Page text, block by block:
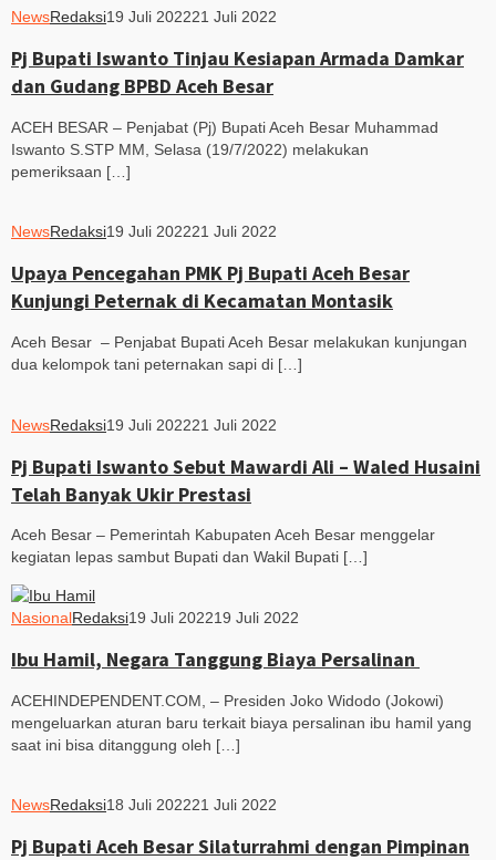
NewsRedaksi19 Juli 202221 Juli 2022
Pj Bupati Iswanto Tinjau Kesiapan Armada Damkar
dan Gudang BPBD Aceh Besar
ACEH BESAR – Penjabat (Pj) Bupati Aceh Besar Muhammad
Iswanto S.STP MM, Selasa (19/7/2022) melakukan
pemeriksaan […]
NewsRedaksi19 Juli 202221 Juli 2022
Upaya Pencegahan PMK Pj Bupati Aceh Besar
Kunjungi Peternak di Kecamatan Montasik
Aceh Besar – Penjabat Bupati Aceh Besar melakukan kunjungan
dua kelompok tani peternakan sapi di […]
NewsRedaksi19 Juli 202221 Juli 2022
Pj Bupati Iswanto Sebut Mawardi Ali – Waled Husaini
Telah Banyak Ukir Prestasi
Aceh Besar – Pemerintah Kabupaten Aceh Besar menggelar
kegiatan lepas sambut Bupati dan Wakil Bupati […]
NasionalRedaksi19 Juli 202219 Juli 2022
Ibu Hamil, Negara Tanggung Biaya Persalinan
ACEHINDEPENDENT.COM, – Presiden Joko Widodo (Jokowi)
mengeluarkan aturan baru terkait biaya persalinan ibu hamil yang
saat ini bisa ditanggung oleh […]
NewsRedaksi18 Juli 202221 Juli 2022
Pj Bupati Aceh Besar Silaturrahmi dengan Pimpinan